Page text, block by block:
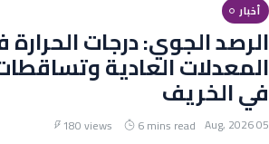
أخبار
الرصد الجوي: درجات
المعدلات العادية
في الخريف
05 Aug, 2026
6 mins read
180 views